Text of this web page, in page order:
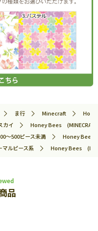
ま行 Minecraft
カイ
Honey Bees
～500ピース未満
Honey Bees
マルピース系 Honey Bees
品